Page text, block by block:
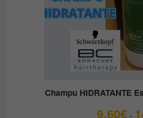
Champu HIDRATANTE
9.60€ -